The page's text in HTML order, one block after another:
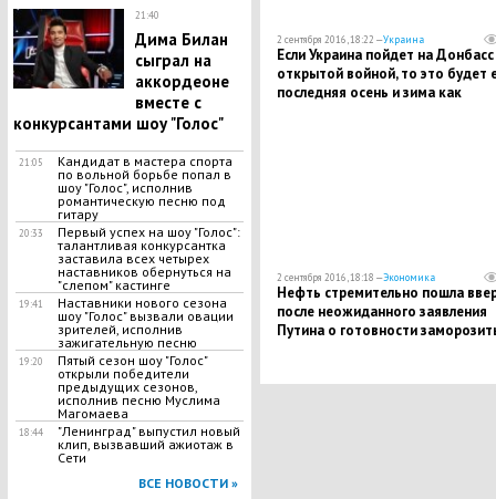
21:40
Дима Билан
сыграл на
аккордеоне
вместе с
конкурсантами шоу "Голос"
21:05
Кандидат в мастера спорта
по вольной борьбе попал в
шоу "Голос", исполнив
романтическую песню под
гитару
20:33
Первый успех на шоу "Голос":
талантливая конкурсантка
заставила всех четырех
наставников обернуться на
"слепом" кастинге
19:41
Наставники нового сезона
шоу "Голос" вызвали овации
зрителей, исполнив
зажигательную песню
19:20
Пятый сезон шоу "Голос"
открыли победители
предыдущих сезонов,
исполнив песню Муслима
Магомаева
18:44
"Ленинград" выпустил новый
клип, вызвавший ажиотаж в
Сети
ВСЕ НОВОСТИ »
2 сентября 2016, 18:22 —Украина
Если Украина пойдет на Донбасс
открытой войной, то это будет
последняя осень и зима как
2 сентября 2016, 18:18 —Экономика
Нефть стремительно пошла
после неожиданного заявления
Путина о готовности